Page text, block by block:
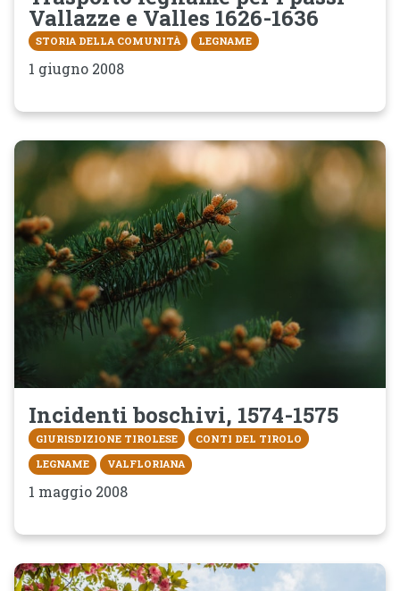
Vallazze e Valles 1626-1636
STORIA DELLA COMUNITÀ LEGNAME
1 giugno 2008
Incidenti boschivi, 1574-1575
GIURISDIZIONE TIROLESE
CONTI DEL TIROLO
LEGNAME
VALFLORIANA
1 maggio 2008